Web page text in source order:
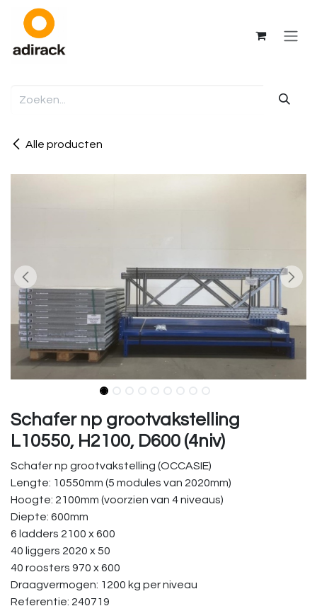
Overslaan naar inhoud
Alle producten
Schafer np grootvakstelling
L10550, H2100, D600 (4niv)
Schafer np grootvakstelling (OCCASIE)
Lengte: 10550mm (5 modules van 2020mm)
Hoogte: 2100mm (voorzien van 4 niveaus)
Diepte: 600mm
6 ladders 2100 x 600
40 liggers 2020 x 50
40 roosters 970 x 600
Draagvermogen: 1200 kg per niveau
Referentie: 240719